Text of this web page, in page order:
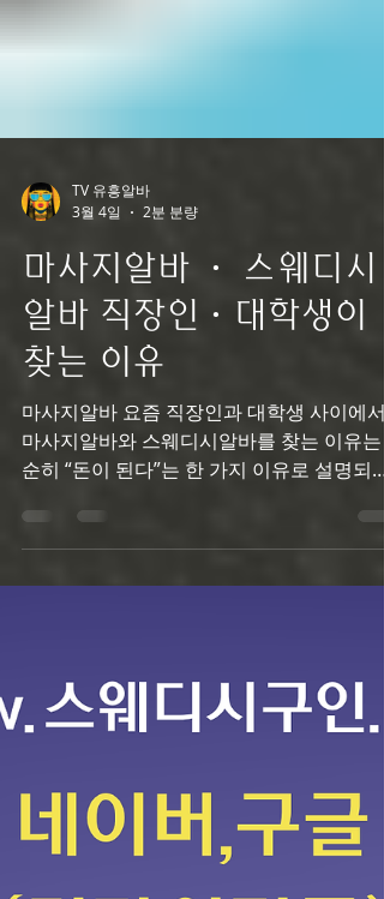
TV 유흥알바
3월 4일
2분 분량
마사지알바 · 스웨디시
찾는 이유
마사지알바 요즘 직장인과 대학생 사이에서
마사지알바와 스웨디시알바를 찾는 이유는
순히 “돈이 된다”는 한 가지 이유로 설명되지
반적인 시급 아르바이트는 근무 시간이 길어
야 의미 있는 금액이 쌓이지만, 건당 수익 구
으로 작용합니다. 또한 마사지알바 스케줄 조
정이 비교적 유연하다는 점도 중요한 이유입
니다. 직장인은 회사 일정이 우선이고, 대학
은 시험 기간이나 과제 일정이 불규칙합니다.